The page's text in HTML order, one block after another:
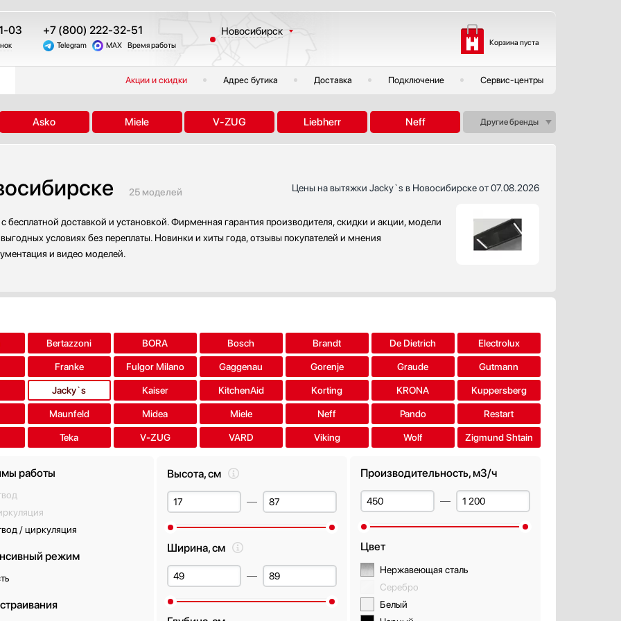
03 +7 (800) 222-32-51
Telegram MAX Время работы
Новосибирск
Санкт-Петербург
Краснодар
Екатеринбург
Корзина пуста
Акции и скидки Адрес бутика Доставка Подключение Сервис-центры
Asko Miele V-ZUG Liebherr Neff Другие бренды
25 моделей Цены на вытяжки Jacky`s в Новосибирске от 07.08.2026
доставкой и установкой. Фирменная гарантия производителя, скидки и акции, модели
условиях без переплаты. Новинки и хиты года, отзывы покупателей и мнения
и видео моделей.
Bertazzoni BORA Bosch Brandt De Dietrich Electrolux
Franke Fulgor Milano Gaggenau Gorenje Graude Gutmann
Jacky`s Kaiser KitchenAid Korting KRONA Kuppersberg
Maunfeld Midea Miele Neff Pando Restart
Teka V-ZUG VARD Viking Wolf Zigmund Shtain
работы
/ циркуляция
режим
Высота, см
Ширина, см
Производительность, м3/ч
Цвет
Нержавеющая сталь
Серебро
Белый